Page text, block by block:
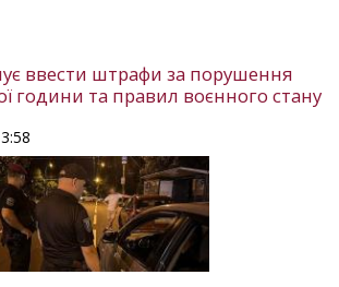
ввести штрафи за порушення
години та правил воєнного стану